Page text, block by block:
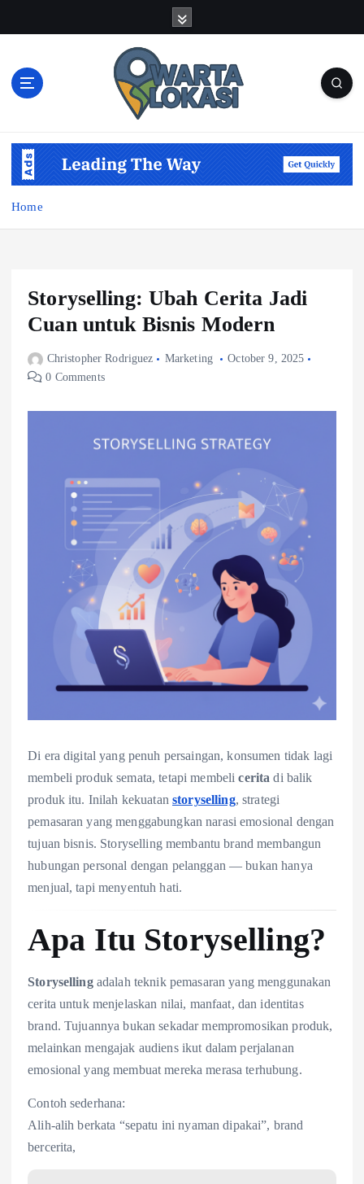
t
Home
Storyselling: Ubah Cerita Jadi
Cuan untuk Bisnis Modern
Christopher Rodriguez Marketing
October 9, 2025
0 Comments
Di era digital yang penuh persaingan, konsumen tidak lagi
membeli produk semata, tetapi membelicerita di balik
produk itu. Inilah kekuatanstoryselling, strategi
pemasaran yang menggabungkan narasi emosional dengan
tujuan bisnis. Storyselling membantu brand membangun
hubungan personal dengan pelanggan — bukan hanya
menjual, tapi menyentuh hati.
Apa Itu Storyselling?
Storysellingadalah teknik pemasaran yang menggunakan
cerita untuk menjelaskan nilai, manfaat, dan identitas
brand. Tujuannya bukan sekadar mempromosikan produk,
melainkan mengajak audiens ikut dalam perjalanan
emosional yang membuat mereka merasa terhubung.
Contoh sederhana:
Alih-alih berkata “sepatu ini nyaman dipakai”, brand
bercerita,